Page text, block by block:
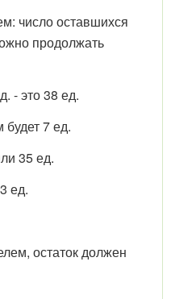
число оставшихся
продолжать
- это 38 ед.
7 ед.
35 ед.
ед.
остаток должен